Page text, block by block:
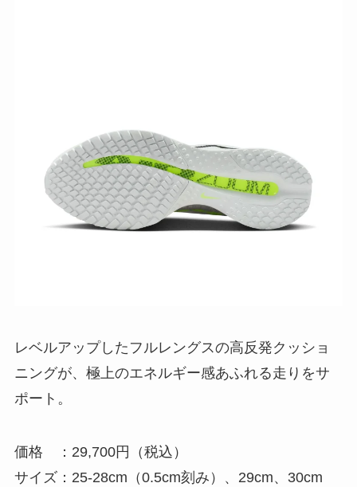
レベルアップしたフルレングスの高反発クッショ
ニングが、極上のエネルギー感あふれる走りをサ
ポート。
価格 ：29,700円（税込）
サイズ：25-28cm（0.5cm刻み）、29cm、30cm